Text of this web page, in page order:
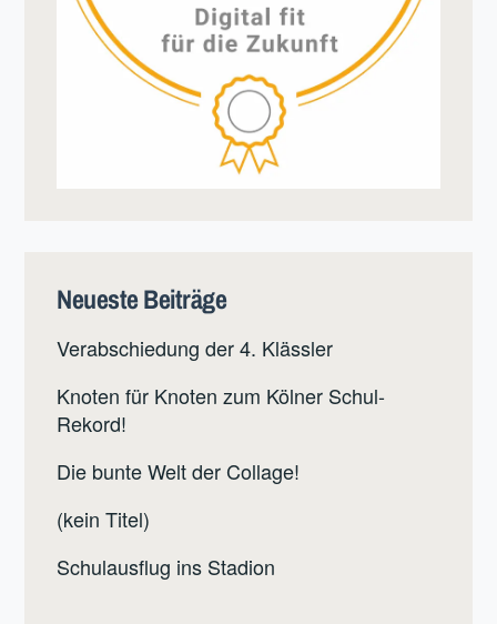
Neueste Beiträge
Verabschiedung der 4. Klässler
Knoten für Knoten zum Kölner Schul-
Rekord!
Die bunte Welt der Collage!
(kein Titel)
Schulausflug ins Stadion